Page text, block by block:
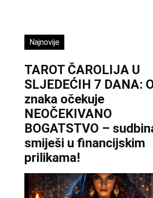
Najnovije
TAROT ČAROLIJA U
SLJEDEĆIH 7 DANA:
znaka očekuje
NEOČEKIVANO
BOGATSTVO –
smiješi u financijskim
prilikama!